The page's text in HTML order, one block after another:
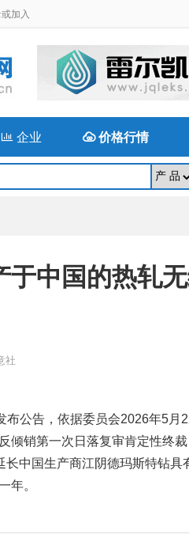
加入
企业 价格行情
于中国的热轧
社
布公告，依据委员会2026年5
倾销第一次日落复审肯定性终
长中国生产商江阴德玛斯特钻
年。